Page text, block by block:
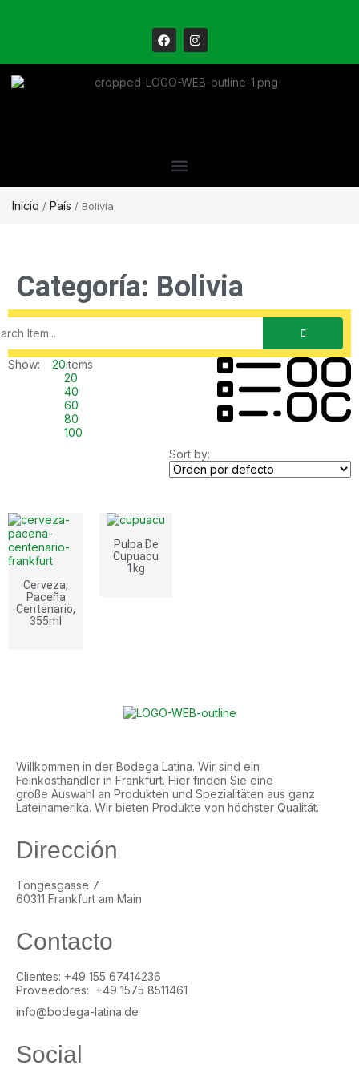
Inicio / País / Bolivia
Categoría: Bolivia
Show: 20items
20
40
60
80
100
Sort by:
Cerveza,
Paceña
Centenario,
355ml
Pulpa De
Cupuacu
1kg
Willkommen in der Bodega Latina. Wir sind ein
Feinkosthändler in Frankfurt. Hier finden Sie eine
große Auswahl an Produkten und Spezialitäten aus ganz
Lateinamerika. Wir bieten Produkte von höchster Qualität.
Dirección
Töngesgasse 7
60311 Frankfurt am Main
Contacto
Clientes: +49 155 67414236
Proveedores: +49 1575 8511461
info@bodega-latina.de
Social